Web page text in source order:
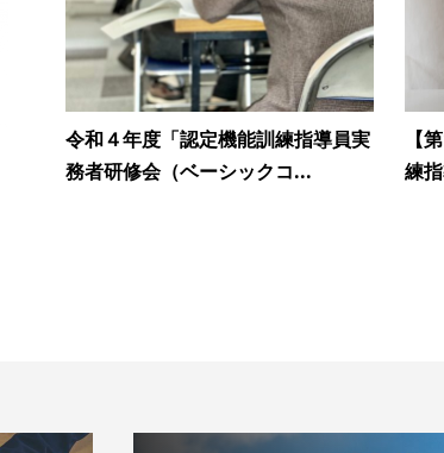
令和４年度「認定機能訓練指導員実
務者研修会（ベーシックコ...
【
練